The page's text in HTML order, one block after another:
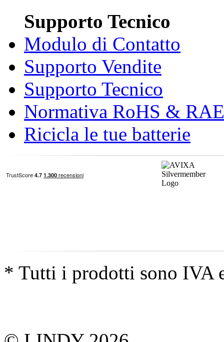
Supporto Tecnico
Modulo di Contatto
Supporto Vendite
Supporto Tecnico
Normativa RoHS &
Ricicla le tue batterie
* Tutti i prodotti sono IVA